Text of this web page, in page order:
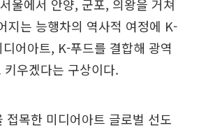
울에서 안양, 군포, 의왕을 거쳐
지는 능행차의 역사적 여정에 K-
어아트, K-푸드를 결합해 광역
우겠다는 구상이다.
접목한 미디어아트 글로벌 선도